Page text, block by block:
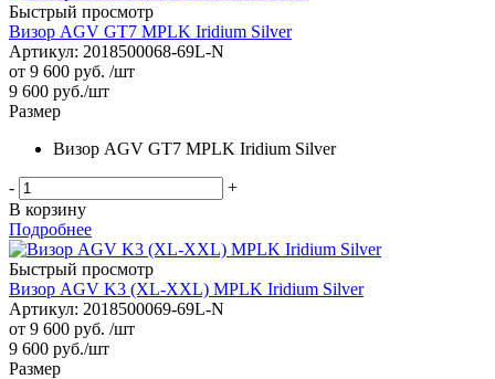
Быстрый просмотр
Визор AGV GT7 MPLK Iridium Silver
Артикул: 2018500068-69L-N
от 9 600 руб. /шт
9 600 руб./шт
Размер
Визор AGV GT7 MPLK Iridium Silver
-
+
В корзину
Подробнее
Быстрый просмотр
Визор AGV K3 (XL-XXL) MPLK Iridium Silver
Артикул: 2018500069-69L-N
от 9 600 руб. /шт
9 600 руб./шт
Размер